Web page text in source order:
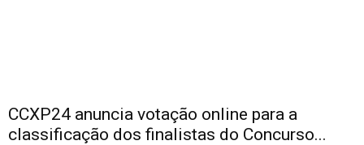
CCXP24 anuncia votação online para a
classificação dos finalistas do Concurso...